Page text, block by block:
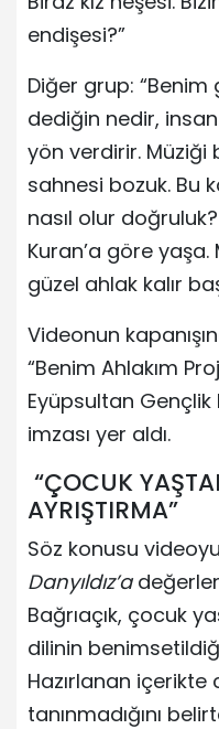
endişesi?”
Diğer grup: “Benim
dediğin nedir,
yön verdirir. Müziği
sahnesi bozuk. Bu
nasıl olur
Kuran’a göre
güzel ahlak kalır
Videonun
“Benim Ahlakım
Eyüpsultan
imzası yer aldı.
“ÇOCUK
AYRIŞTIRMA”
Söz konusu videoyu
Danyıldız’a
Bağrıaçık, çocuk
dilinin
Hazırlanan içerikte
tanınmadığını